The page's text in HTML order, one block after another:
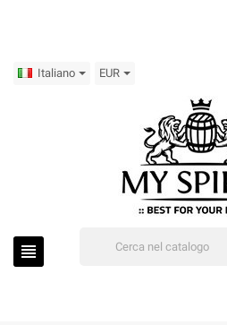
Italiano EUR
view_headline